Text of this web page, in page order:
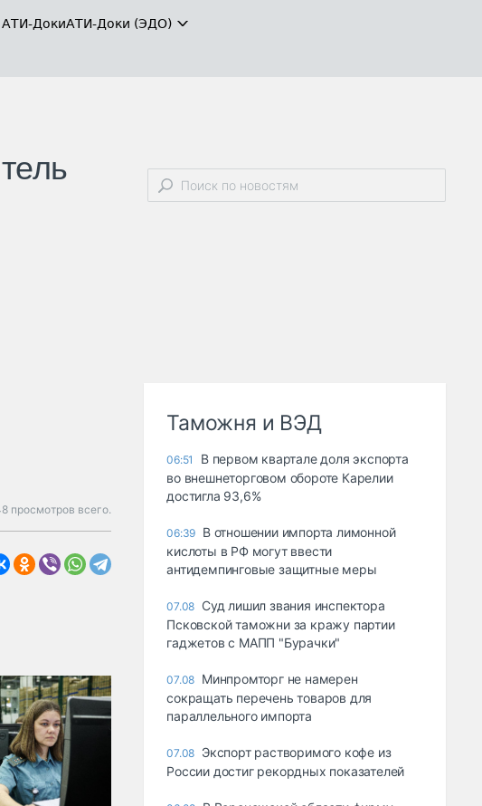
АТИ-ДокиАТИ-Доки (ЭДО)
просмотров всего.
Таможня и ВЭД
06:51
В первом квартале доля экспорта
во внешнеторговом обороте Карелии
достигла 93,6%
06:39 В отношении импорта лимонной
кислоты в РФ могут ввести
антидемпинговые защитные меры
07.08 Суд лишил звания инспектора
Псковской таможни за кражу партии
гаджетов с МАПП "Бурачки"
07.08 Минпромторг не намерен
сокращать перечень товаров для
параллельного импорта
07.08 Экспорт растворимого кофе из
России достиг рекордных показателей